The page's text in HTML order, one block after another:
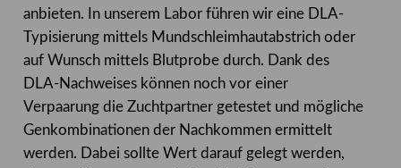
anbieten. In unserem Labor führen wir eine DLA-
Typisierung mittels Mundschleimhautabstrich oder
auf Wunsch mittels Blutprobe durch. Dank des
DLA-Nachweises können noch vor einer
Verpaarung die Zuchtpartner getestet und mögliche
Genkombinationen der Nachkommen ermittelt
werden. Dabei sollte Wert darauf gelegt werden,